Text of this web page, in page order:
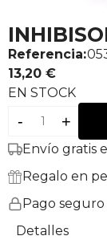
Referencia:
13,20 €
EN STOCK
- +
Envío gratis
Regalo en
Pago seguro
Detalles